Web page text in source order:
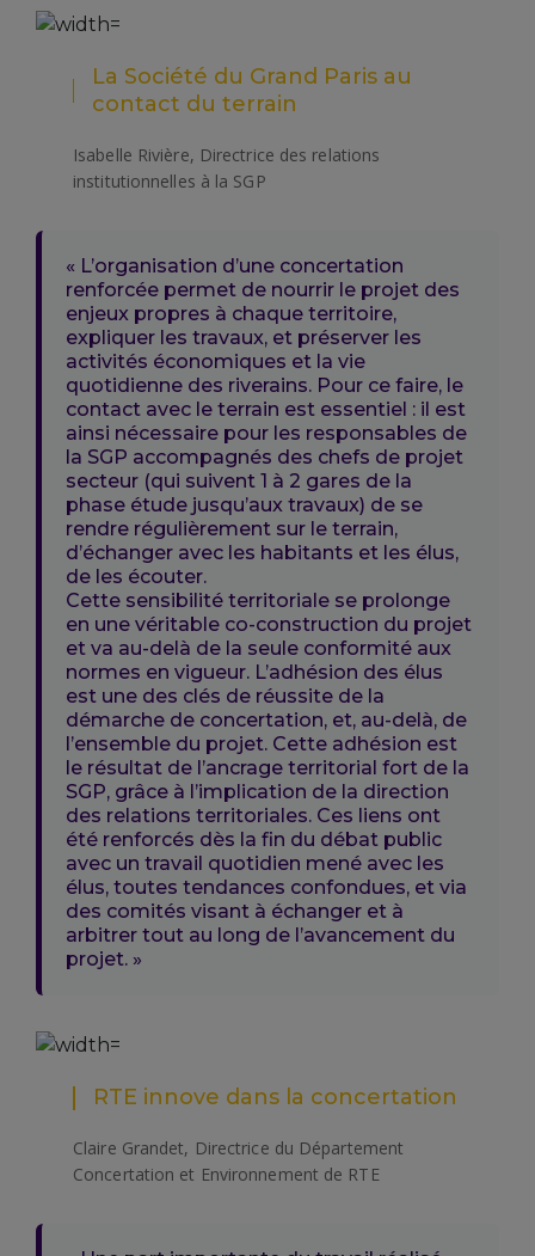
La Société du Grand Paris au
contact du terrain
Isabelle Rivière, Directrice des relations
institutionnelles à la SGP
« L’organisation d’une concertation
renforcée permet de nourrir le projet des
enjeux propres à chaque territoire,
expliquer les travaux, et préserver les
activités économiques et la vie
quotidienne des riverains. Pour ce faire, le
contact avec le terrain est essentiel : il est
ainsi nécessaire pour les responsables de
la SGP accompagnés des chefs de projet
secteur (qui suivent 1 à 2 gares de la
phase étude jusqu’aux travaux) de se
rendre régulièrement sur le terrain,
d’échanger avec les habitants et les élus,
de les écouter.
Cette sensibilité territoriale se prolonge
en une véritable co-construction du projet
et va au-delà de la seule conformité aux
normes en vigueur. L’adhésion des élus
est une des clés de réussite de la
démarche de concertation, et, au-delà, de
l’ensemble du projet. Cette adhésion est
le résultat de l’ancrage territorial fort de la
SGP, grâce à l’implication de la direction
des relations territoriales. Ces liens ont
été renforcés dès la fin du débat public
avec un travail quotidien mené avec les
élus, toutes tendances confondues, et via
des comités visant à échanger et à
arbitrer tout au long de l’avancement du
projet. »
RTE innove dans la concertation
Claire Grandet, Directrice du Département
Concertation et Environnement de RTE